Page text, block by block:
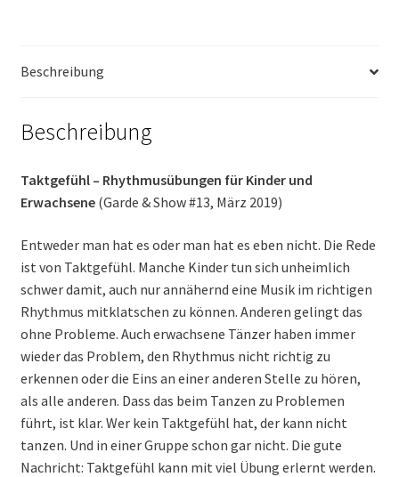
Beschreibung
Beschreibung
Taktgefühl – Rhythmusübungen für Kinder und
Erwachsene (Garde & Show #13, März 2019)
Entweder man hat es oder man hat es eben nicht. Die Rede
ist von Taktgefühl. Manche Kinder tun sich unheimlich
schwer damit, auch nur annähernd eine Musik im richtigen
Rhythmus mitklatschen zu können. Anderen gelingt das
ohne Probleme. Auch erwachsene Tänzer haben immer
wieder das Problem, den Rhythmus nicht richtig zu
erkennen oder die Eins an einer anderen Stelle zu hören,
als alle anderen. Dass das beim Tanzen zu Problemen
führt, ist klar. Wer kein Taktgefühl hat, der kann nicht
tanzen. Und in einer Gruppe schon gar nicht. Die gute
Nachricht: Taktgefühl kann mit viel Übung erlernt werden.